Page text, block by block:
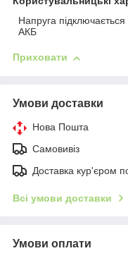
Напруга підключається
АКБ
Приховати
Умови доставки
Нова Пошта
Самовивіз
Доставка кур'єром
Всі умови доставки
Умови оплати